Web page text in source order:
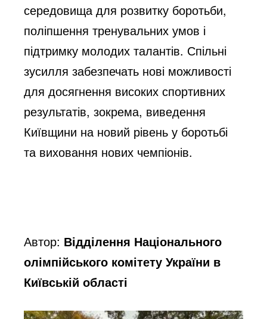
середовища для розвитку боротьби,
поліпшення тренувальних умов і
підтримку молодих талантів. Спільні
зусилля забезпечать нові можливості
для досягнення високих спортивних
результатів, зокрема, виведення
Київщини на новий рівень у боротьбі
та виховання нових чемпіонів.
Автор: Відділення Національного
олімпійського комітету України в
Київській області